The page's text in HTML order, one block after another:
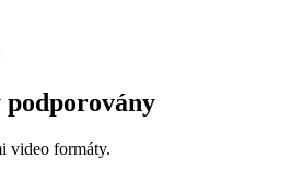
video formáty.